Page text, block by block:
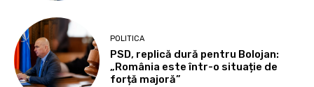
POLITICA
PSD, replică dură pentru Bolojan:
„România este într-o situație de
forță majoră”